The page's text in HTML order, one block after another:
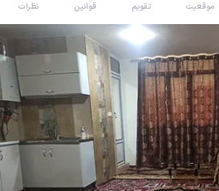
موقعیت تقویم قوانین نظرات